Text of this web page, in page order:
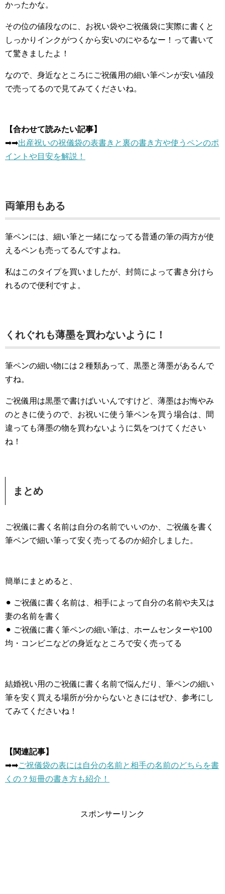
かったかな。
その位の値段なのに、お祝い袋やご祝儀袋に実際に書くと
しっかりインクがつくから安いのにやるなー！って書いて
て驚きましたよ！
なので、身近なところにご祝儀用の細い筆ペンが安い値段
で売ってるので見てみてくださいね。
【合わせて読みたい記事】
➡︎➡︎出産祝いの祝儀袋の表書きと裏の書き方や使うペンのポ
イントや目安を解説！
両筆用もある
筆ペンには、細い筆と一緒になってる普通の筆の両方が使
えるペンも売ってるんですよね。
私はこのタイプを買いましたが、封筒によって書き分けら
れるので便利ですよ。
くれぐれも薄墨を買わないように！
筆ペンの細い物には２種類あって、黒墨と薄墨があるんで
すね。
ご祝儀用は黒墨で書けばいいんですけど、薄墨はお悔やみ
のときに使うので、お祝いに使う筆ペンを買う場合は、間
違っても薄墨の物を買わないように気をつけてください
ね！
まとめ
ご祝儀に書く名前は自分の名前でいいのか、ご祝儀を書く
筆ペンで細い筆って安く売ってるのか紹介しました。
簡単にまとめると、
⚫︎ ご祝儀に書く名前は、相手によって自分の名前や夫又は
妻の名前を書く
⚫︎ ご祝儀に書く筆ペンの細い筆は、ホームセンターや100
均・コンビニなどの身近なところで安く売ってる
結婚祝い用のご祝儀に書く名前で悩んだり、筆ペンの細い
筆を安く買える場所が分からないときにはぜひ、参考にし
てみてくださいね！
【関連記事】
➡︎➡︎ご祝儀袋の表には自分の名前と相手の名前のどちらを書
くの？短冊の書き方も紹介！
スポンサーリンク